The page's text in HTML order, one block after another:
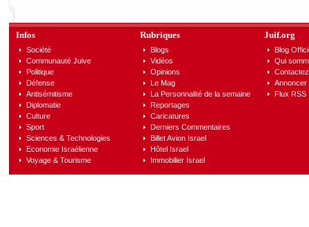
Infos
Société
Communauté Juive
Politique
Défense
Antisémitisme
Diplomatie
Culture
Sport
Sciences & Technologies
Economie Israélienne
Voyage & Tourisme
Rubriques
Blogs
Vidéos
Opinions
Le Mag
La Personnalité de la semaine
Reportages
Caricatures
Derniers Commentaires
Billet Avion Israel
Hôtel Israel
Immobilier Israel
Juif.org
Blog
Qui
Annoncer
Flux RSS